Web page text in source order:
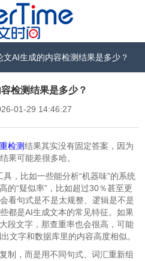
文AI生成的内容检测结果是多少？
检测结果是多少？
01-29 14:46:27
检测结果其实没有固定答案，因为
果可能差很多哈。
，比如一些能分析“机器味”的系统
的“疑似率”，比如超过30％甚至更
看句式是不是太规整、逻辑是不是
都是AI生成文本的常见特征。如果
段文字，那查重率也会很高，可能
文字和数据库里的内容高度相似。
制，而是用不同句式、词汇重新组